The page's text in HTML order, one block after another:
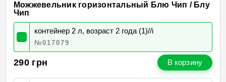
Можжевельник горизонтальный Блю Чип / Блу
Чип
контейнер 2 л, возраст 2 года (1)//і
№017079
290 грн В корзину